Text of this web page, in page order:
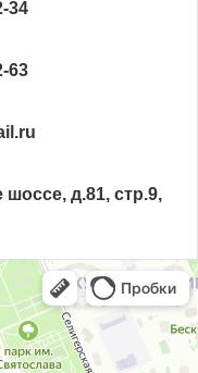
34
63
д.81, стр.9,